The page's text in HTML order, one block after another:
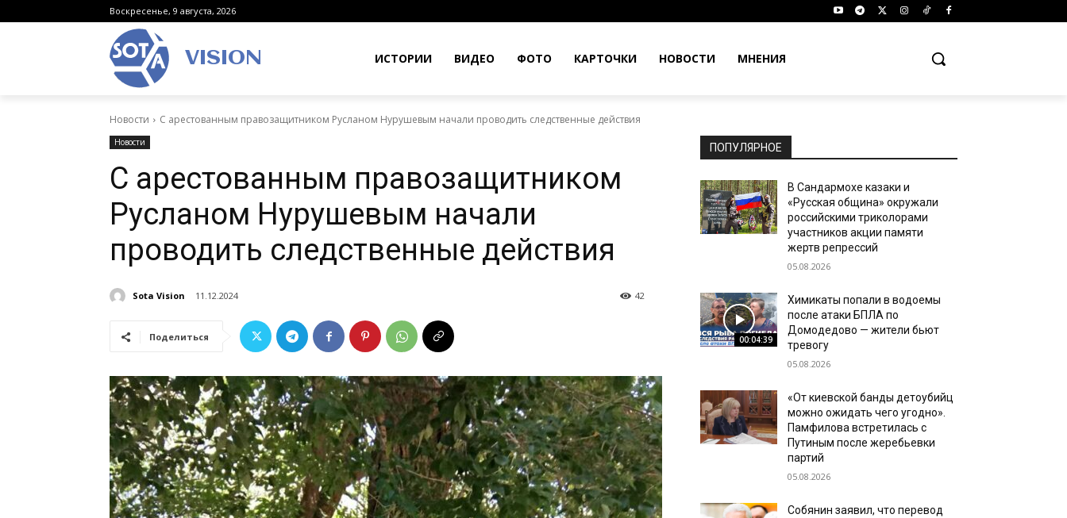
Воскресенье, 9 августа, 2026
VISION ИСТОРИИ ВИДЕО ФОТО КАРТОЧКИ НОВОСТИ МНЕНИЯ
Новости С арестованным правозащитником Русланом Нурушевым начали проводить следственные действия
Новости
С арестованным правозащитником
Русланом Нурушевым начали
проводить следственные действия
Sota Vision 11.12.2024 42
Поделиться
ПОПУЛЯРНОЕ
В Сандармохе казаки и
«Русская община» окружали
российскими триколорами
участников акции памяти
жертв репрессий
05.08.2026
00:04:39
Химикаты попали в водоемы
после атаки БПЛА по
Домодедово — жители бьют
тревогу
05.08.2026
«От киевской банды детоубийц
можно ожидать чего угодно».
Памфилова встретилась с
Путиным после жеребьевки
партий
05.08.2026
Собянин заявил, что перевод